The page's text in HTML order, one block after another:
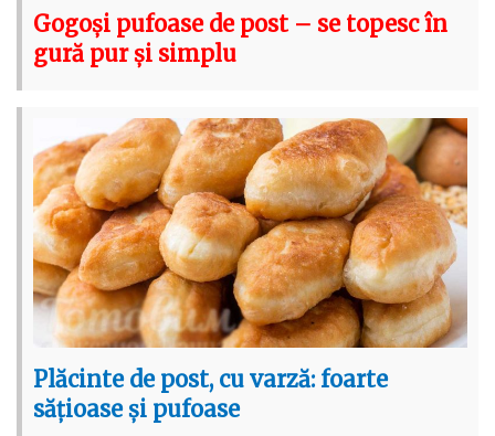
Gogoși pufoase de post – se topesc în
gură pur și simplu
Plăcinte de post, cu varză: foarte
sățioase și pufoase